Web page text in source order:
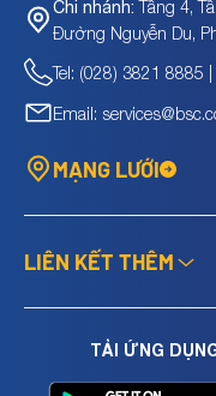
Chi nhánh: Tầng 4,
Đường Nguyễn Du,
Tel: (028) 3821 8885
Email:
MẠNG LƯỚI
LIÊN KẾT THÊM
TẢI ỨNG